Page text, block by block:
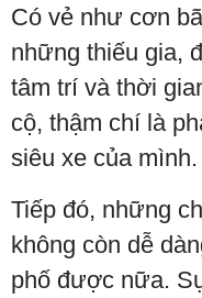
Có vẻ như cơn
những thiếu gia,
tâm trí và thời
cộ, thậm chí là
siêu xe của mình.
Tiếp đó, những
không còn dễ
phố được nữa.